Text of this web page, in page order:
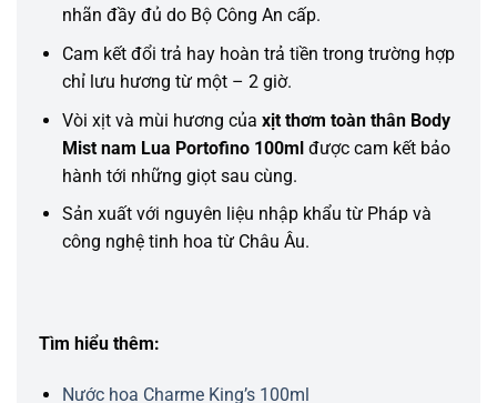
nhãn đầy đủ do Bộ Công An cấp.
Cam kết đổi trả hay hoàn trả tiền trong trường hợp
chỉ lưu hương từ một – 2 giờ.
Vòi xịt và mùi hương của xịt thơm toàn thân Body
Mist nam Lua Portofino 100ml được cam kết bảo
hành tới những giọt sau cùng.
Sản xuất với nguyên liệu nhập khẩu từ Pháp và
công nghệ tinh hoa từ Châu Âu.
Tìm hiểu thêm:
Nước hoa Charme King’s 100ml